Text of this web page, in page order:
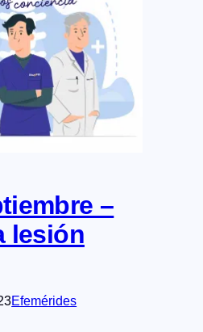
–
lesión
Efemérides